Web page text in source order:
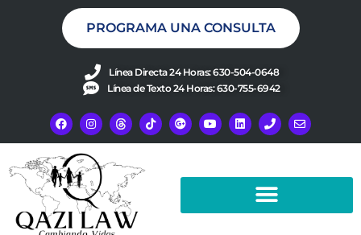
PROGRAMA UNA CONSULTA
Línea Directa 24 Horas: 630-504-0648
Línea de Texto 24 Horas: 630-755-6942